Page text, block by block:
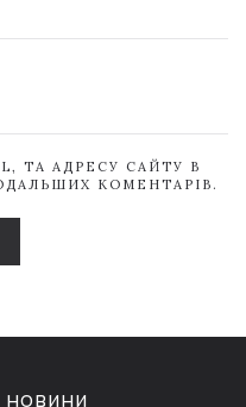
ТА АДРЕСУ САЙТУ В
КОМЕНТАРІВ.
новини